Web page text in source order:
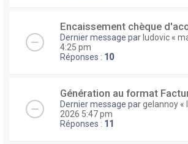
Encaissement chèque
Dernier message par ludovic «
4:25 pm
Réponses : 10
Génération au format
Dernier message pargelannoy «
2026 5:47 pm
Réponses : 11